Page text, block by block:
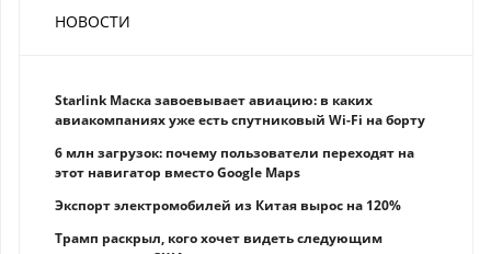
НОВОСТИ
Starlink Маска завоевывает авиацию: в каких
авиакомпаниях уже есть спутниковый Wi-Fi на борту
6 млн загрузок: почему пользователи переходят на
этот навигатор вместо Google Maps
Экспорт электромобилей из Китая вырос на 120%
Трамп раскрыл, кого хочет видеть следующим